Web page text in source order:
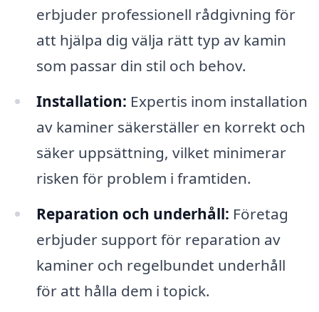
erbjuder professionell rådgivning för
att hjälpa dig välja rätt typ av kamin
som passar din stil och behov.
Installation: Expertis inom installation
av kaminer säkerställer en korrekt och
säker uppsättning, vilket minimerar
risken för problem i framtiden.
Reparation och underhåll: Företag
erbjuder support för reparation av
kaminer och regelbundet underhåll
för att hålla dem i topick.